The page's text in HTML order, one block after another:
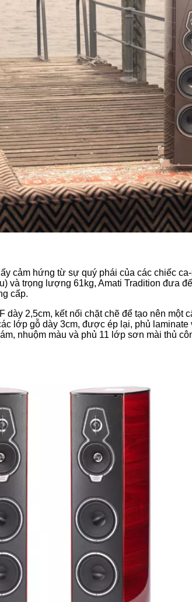
cảm hứng từ sự quý phái của các chiếc
và trọng lượng 61kg, Amati Tradition đưa
cấp.
2,5cm, kết nối chặt chẽ để tạo nên một
lớp gỗ dày 3cm, được ép lại, phủ
nhuộm màu và phủ 11 lớp sơn mài thủ